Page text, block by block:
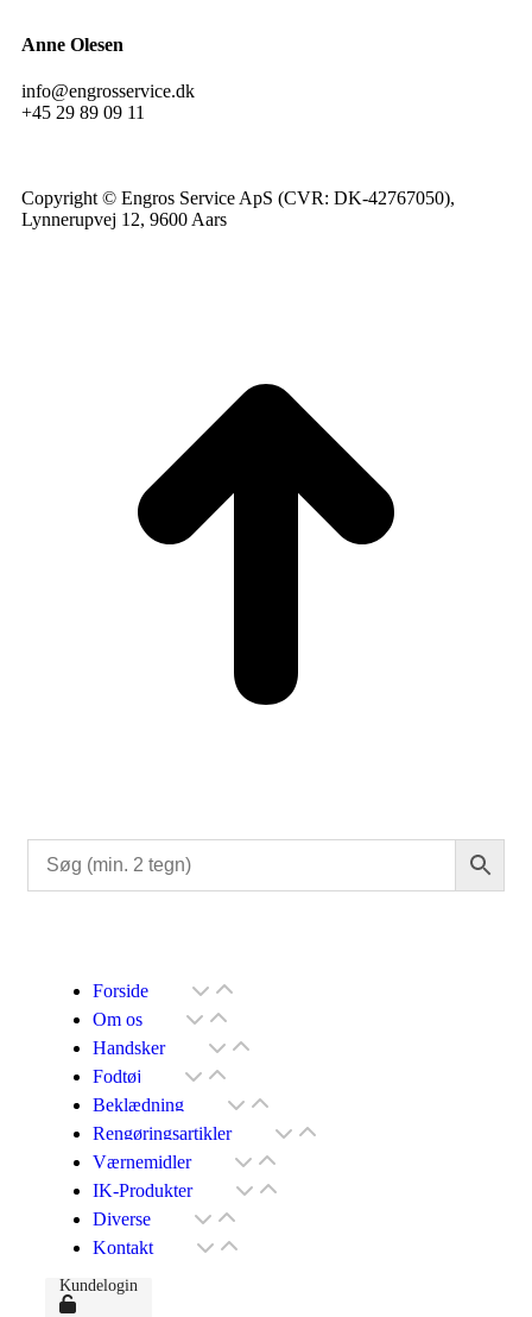
Anne Olesen
info@engrosservice.dk
+45 29 89 09 11
Copyright © Engros Service ApS (CVR: DK-42767050),
Lynnerupvej 12, 9600 Aars
Forside
Om os
Handsker
Fodtøj
Beklædning
Rengøringsartikler
Værnemidler
IK-Produkter
Diverse
Kontakt
Kundelogin